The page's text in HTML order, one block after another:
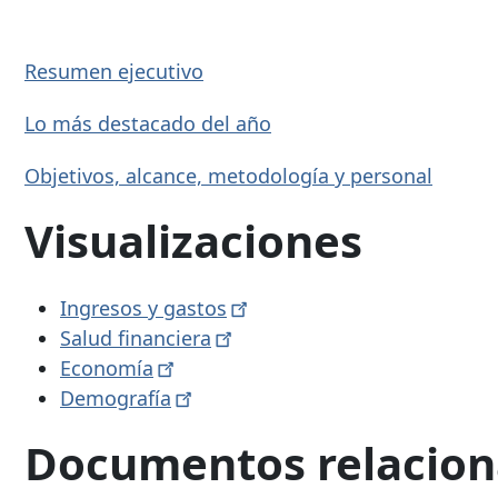
Resumen ejecutivo
Lo más destacado del año
Objetivos, alcance, metodología y personal
Visualizaciones
Ingresos y gastos
Salud financiera
Economía
Demografía
Documentos